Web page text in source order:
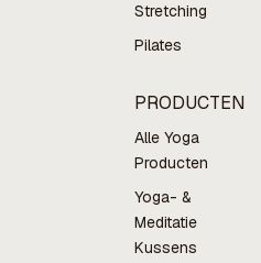
Stretching
Pilates
PRODUCTEN
Alle Yoga
Producten
Yoga- &
Meditatie
Kussens